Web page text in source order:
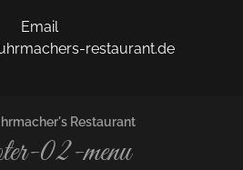
Email
restaurant.de
Restaurant
02-menu